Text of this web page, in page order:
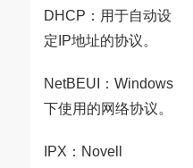
DHCP：用于自动设
定IP地址的协议。
NetBEUI：Windows
下使用的网络协议。
IPX：Novell